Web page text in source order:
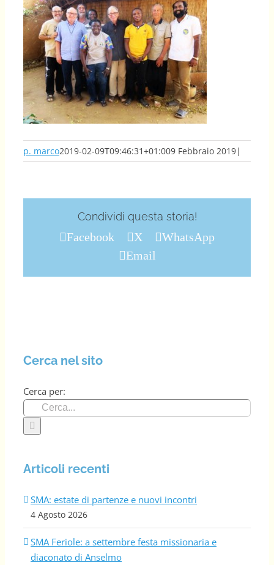
p. marco2019-02-09T09:46:31+01:009 Febbraio 2019|
Condividi questa storia!
Facebook X
WhatsApp
Email
Cerca nel sito
Cerca per:
Articoli recenti
SMA: estate di partenze e nuovi incontri
4 Agosto 2026
SMA Feriole: a settembre festa missionaria e
diaconato di Anselmo